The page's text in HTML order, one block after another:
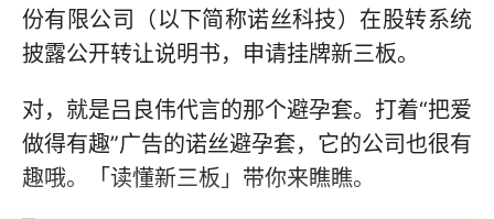
份有限公司（以下简称诺丝科技）在股转系统
披露公开转让说明书，申请挂牌新三板。
对，就是吕良伟代言的那个避孕套。打着“把爱
做得有趣”广告的诺丝避孕套，它的公司也很有
趣哦。「读懂新三板」带你来瞧瞧。